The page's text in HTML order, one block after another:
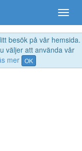
besök på vår hemsida.
väljer att använda vår
mer OK